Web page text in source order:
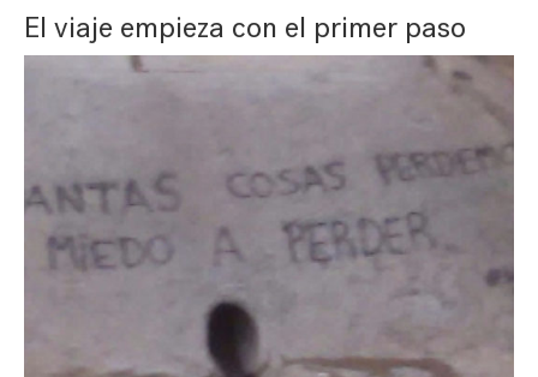
El viaje empieza con el primer paso